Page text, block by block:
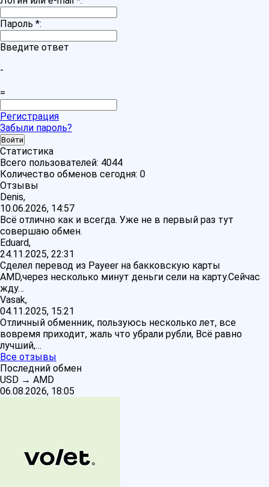
Пароль *:
Введите ответ
-
=
Регистрация
Забыли пароль?
Статистика
Всего пользователей: 4044
Количество обменов сегодня: 0
Отзывы
Denis,
10.06.2026, 14:57
Всё отлично как и всегда. Уже не в первый раз тут
совершаю обмен.
Eduard,
24.11.2025, 22:31
Сделел перевод из Payeer на бакковскую карты
AMD,через несколько минут деньги сели на карту.Сейчас
жду…
Vasak,
04.11.2025, 15:21
Отличный обменник, пользуюсь несколько лет, все
вовремя приходит, жаль что убрали рубли, Всё равно
лучший,…
Все отзывы
Последний обмен
USD → AMD
06.08.2026, 18:05